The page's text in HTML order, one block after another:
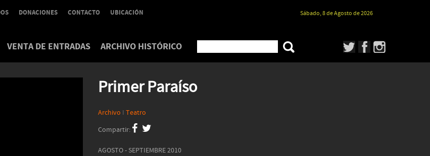
DONACIONES CONTACTO UBICACIÓN Sábado, 8 de Agosto de 2026
VENTA DE ENTRADAS ARCHIVO HISTÓRICO
Primer Paraíso
Archivo I Teatro
Compartir:
AGOSTO - SEPTIEMBRE 2010